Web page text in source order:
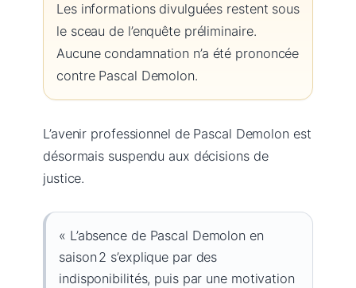
Les informations divulguées restent sous
le sceau de l’enquête préliminaire.
Aucune condamnation n’a été prononcée
contre Pascal Demolon.
L’avenir professionnel de Pascal Demolon est
désormais suspendu aux décisions de
justice.
« L’absence de Pascal Demolon en
saison 2 s’explique par des
indisponibilités, puis par une motivation